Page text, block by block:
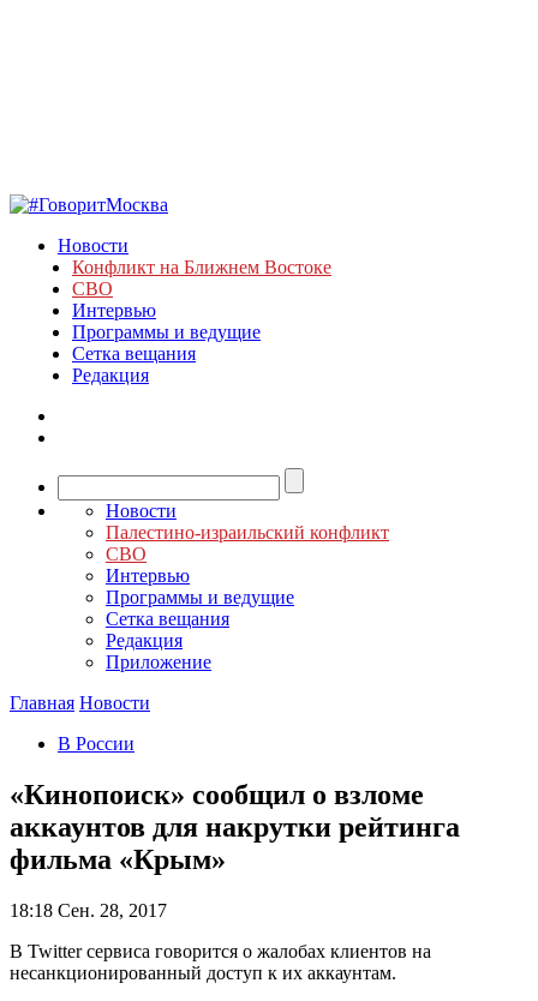
Новости
Конфликт на Ближнем Востоке
СВО
Интервью
Программы и ведущие
Сетка вещания
Редакция
Новости
Палестино-израильский конфликт
СВО
Интервью
Программы и ведущие
Сетка вещания
Редакция
Приложение
Главная Новости
В России
«Кинопоиск» сообщил о взломе
аккаунтов для накрутки рейтинга
фильма «Крым»
18:18 Сен. 28, 2017
В Twitter сервиса говорится о жалобах клиентов на
несанкционированный доступ к их аккаунтам.